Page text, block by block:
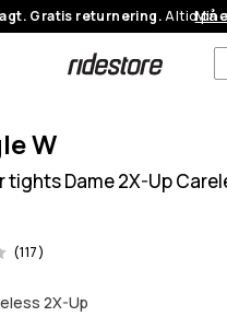
Gratis returnering.Altid på
W
tights Dame 2X-Up
(117) 4.5/5
2X-Up